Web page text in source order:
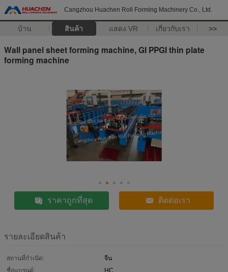
Cangzhou Huachen Roll Forming Machinery Co., Ltd.
บ้าน สินค้า แสดง VR เกี่ยวกับเรา >>
Wall panel sheet forming machine, GI PPGI thin plate
forming machine
ราคาถูกที่สุด ติดต่อเรา
รายละเอียดสินค้า
สถานที่กำเนิด:
จีน
ชื่อแบรนด์:
HC